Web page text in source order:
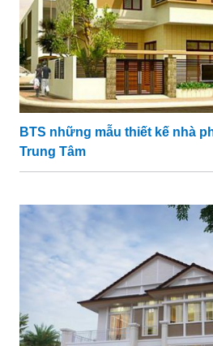
BTS những mẫu thiết kế nhà
Trung Tâm